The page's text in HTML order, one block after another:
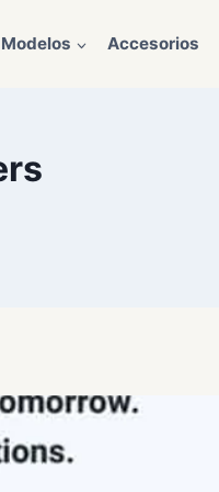
Modelos Accesorios